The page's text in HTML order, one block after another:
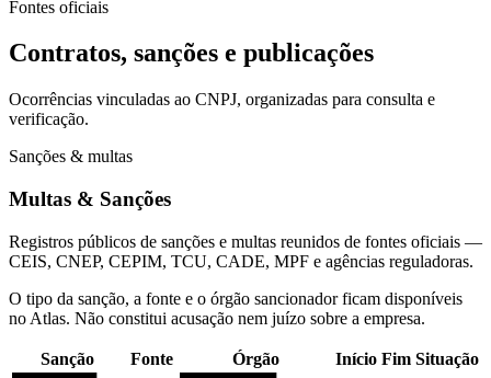
Fontes oficiais
Contratos, sanções e publicações
Ocorrências vinculadas ao CNPJ, organizadas para consulta e
verificação.
Sanções & multas
Multas & Sanções
Registros públicos de sanções e multas reunidos de fontes oficiais —
CEIS, CNEP, CEPIM, TCU, CADE, MPF e agências reguladoras.
O tipo da sanção, a fonte e o órgão sancionador ficam disponíveis
no Atlas. Não constitui acusação nem juízo sobre a empresa.
Sanção Fonte Órgão Início Fim Situação